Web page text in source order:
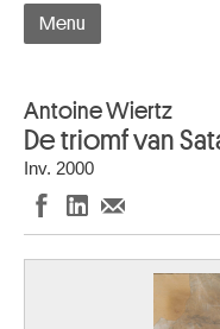
Menu
Antoine Wiertz
De triomf van
Inv. 2000